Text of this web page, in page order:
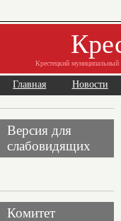
Крестецкий муниципальный
Главная Новости
Версия для
слабовидящих
Комитет